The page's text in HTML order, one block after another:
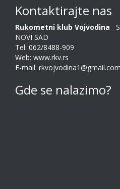
Kontaktirajte nas
Rukometni klub Vojvodina
NOVI SAD
Tel: 062/8488-909
Web: www.rkv.rs
E-mail: rkvojvodina1@gmail.com
Gde se nalazimo?